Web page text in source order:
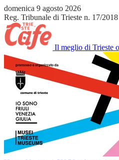
domenica 9 agosto 2026
Reg. Tribunale di Trieste n. 17/2018
Il meglio di Trieste